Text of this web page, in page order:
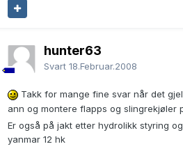
hunter63
Svart 18.Februar.2008
Takk for mange fine svar når det
ann og montere flapps og slingrekjøler
Er også på jakt etter hydrolikk styring
yanmar 12 hk